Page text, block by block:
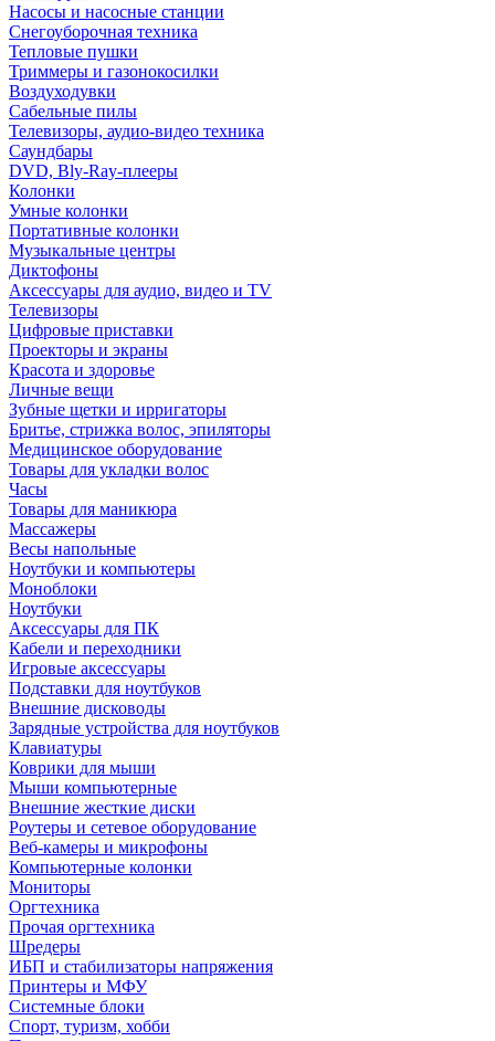
Насосы и насосные станции
Снегоуборочная техника
Тепловые пушки
Триммеры и газонокосилки
Воздуходувки
Сабельные пилы
Телевизоры, аудио-видео техника
Саундбары
DVD, Bly-Ray-плееры
Колонки
Умные колонки
Портативные колонки
Музыкальные центры
Диктофоны
Аксессуары для аудио, видео и TV
Телевизоры
Цифровые приставки
Проекторы и экраны
Красота и здоровье
Личные вещи
Зубные щетки и ирригаторы
Бритье, стрижка волос, эпиляторы
Медицинское оборудование
Товары для укладки волос
Часы
Товары для маникюра
Массажеры
Весы напольные
Ноутбуки и компьютеры
Моноблоки
Ноутбуки
Аксессуары для ПК
Кабели и переходники
Игровые аксессуары
Подставки для ноутбуков
Внешние дисководы
Зарядные устройства для ноутбуков
Клавиатуры
Коврики для мыши
Мыши компьютерные
Внешние жесткие диски
Роутеры и сетевое оборудование
Веб-камеры и микрофоны
Компьютерные колонки
Мониторы
Оргтехника
Прочая оргтехника
Шредеры
ИБП и стабилизаторы напряжения
Принтеры и МФУ
Системные блоки
Спорт, туризм, хобби